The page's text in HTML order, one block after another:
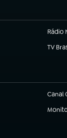
Rádio
TV
(abre
Canal
(abre
(abre